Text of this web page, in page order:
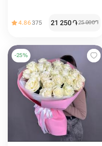
4.86375 21 250֏25 000֏
-25%